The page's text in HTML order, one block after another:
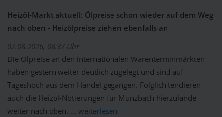
Heizöl-Markt aktuell: Ölpreise schon wieder auf dem Weg
nach oben - Heizölpreise ziehen ebenfalls an
07.08.2026, 08:37 Uhr
Die Ölpreise an den internationalen Warenterminmärkten
haben gestern weiter deutlich zugelegt und sind auf
Tageshoch aus dem Handel gegangen. Folglich tendieren
auch die Heizöl-Notierungen für Münzbach hierzulande
weiter nach oben. ... weiterlesen